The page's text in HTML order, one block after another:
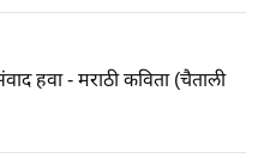
हवा - मराठी कविता (चैताली